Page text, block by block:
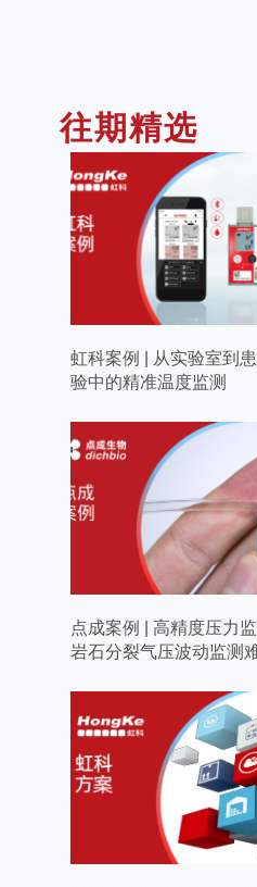
往期精选
虹科案例 | 从实验室到
验中的精准温度监测
点成案例 | 高精度压力
岩石分裂气压波动监测